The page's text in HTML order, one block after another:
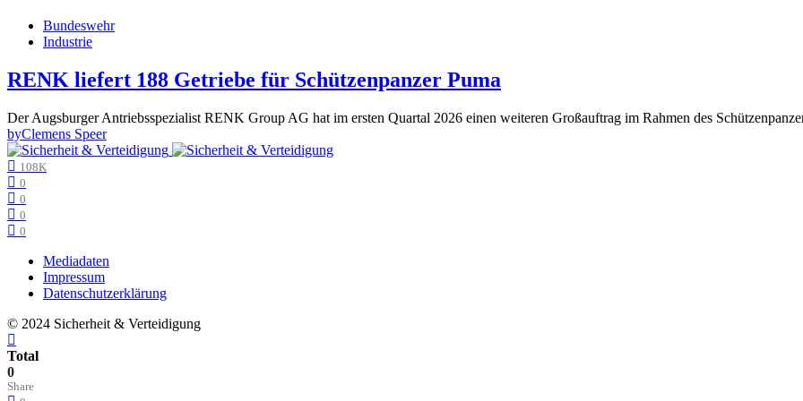
Bundeswehr
Industrie
RENK liefert 188 Getriebe für Schützenpanzer Puma
Der Augsburger Antriebsspezialist RENK Group AG hat im ersten Quartal 2026 einen weiteren Großauftrag im Rahmen des
byClemens Speer
108K
0
0
0
0
Mediadaten
Impressum
Datenschutzerklärung
© 2024 Sicherheit & Verteidigung
Total
0
Share